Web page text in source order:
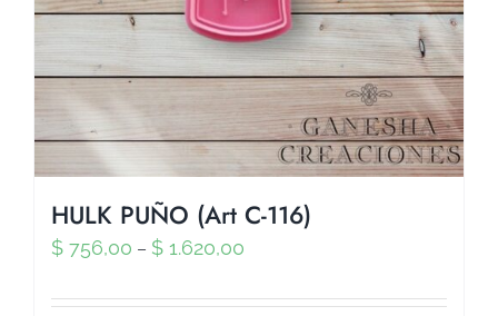
HULK PUÑO (Art C-116)
$ 756,00 – $ 1.620,00